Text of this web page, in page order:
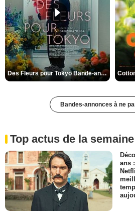
Des Fleurs pour Tokyo Bande-annonce VO STFR
Bandes-annonces à ne
Top actus de la semaine
ans